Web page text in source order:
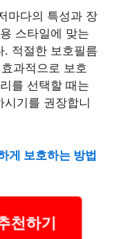
마다의 특성과 장
스타일에 맞는
. 적절한 보호필름
과적으로 보호
를 선택할 때는
기를 권장합니
게 보호하는 방법
천하기